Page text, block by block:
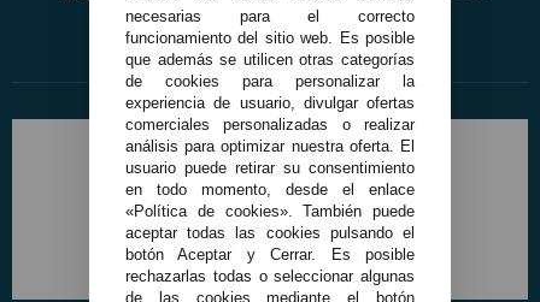
necesarias para el correcto
funcionamiento del sitio web. Es posible
que además se utilicen otras categorías
de cookies para personalizar la
experiencia de usuario, divulgar ofertas
comerciales personalizadas o realizar
análisis para optimizar nuestra oferta. El
usuario puede retirar su consentimiento
en todo momento, desde el enlace
«Política de cookies». También puede
aceptar todas las cookies pulsando el
botón Aceptar y Cerrar. Es posible
rechazarlas todas o seleccionar algunas
de las cookies mediante el botón